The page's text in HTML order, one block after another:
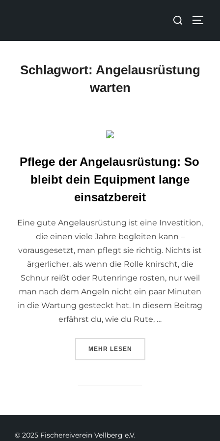
Schlagwort: Angelausrüstung
warten
Pflege der Angelausrüstung: So
bleibt dein Equipment lange
einsatzbereit
Eine gute Angelausrüstung ist eine Investition,
die einen viele Jahre begleiten kann –
vorausgesetzt, man pflegt sie richtig. Nichts ist
ärgerlicher, als wenn die Rolle knirscht, die
Schnur reißt oder Rutenringe rosten, nur weil
man nach dem Angeln nicht ein paar Minuten
in die Wartung gesteckt hat. In diesem Beitrag
erfährst du, wie du Rute, …
MEHR LESEN
© 2025 Fischereiverein Vellberg e.V.